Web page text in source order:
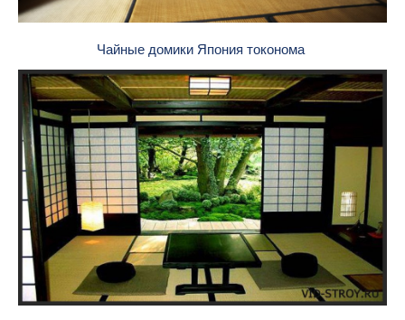
Чайные домики Япония токонома